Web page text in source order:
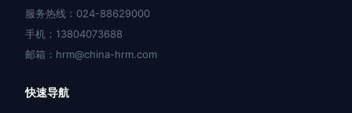
服务热线：024-88629000
手机：13804073688
邮箱：hrm@china-hrm.com
快速导航